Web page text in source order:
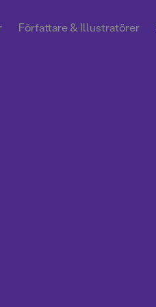
Författare & Illustratörer